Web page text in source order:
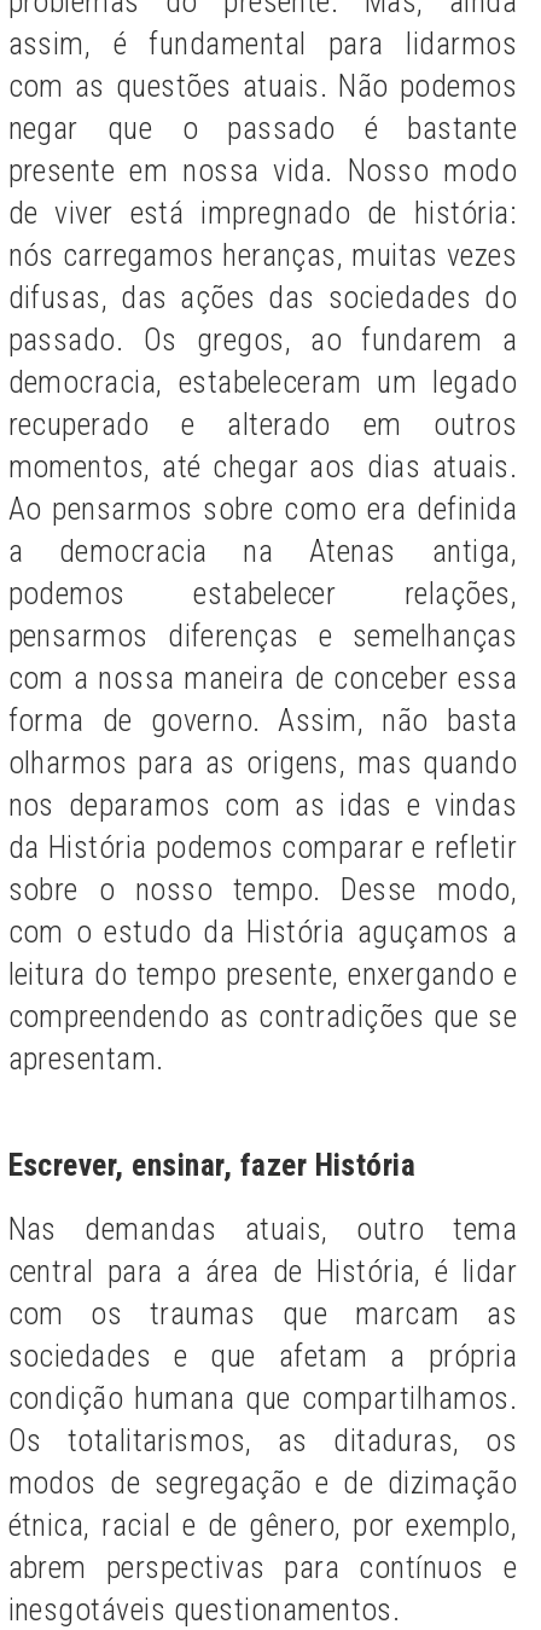
assim, é fundamental para lidarmos
com as questões atuais. Não podemos
negar que o passado é bastante
presente em nossa vida. Nosso modo
de viver está impregnado de história:
nós carregamos heranças, muitas vezes
difusas, das ações das sociedades do
passado. Os gregos, ao fundarem a
democracia, estabeleceram um legado
recuperado e alterado em outros
momentos, até chegar aos dias atuais.
Ao pensarmos sobre como era definida
a democracia na Atenas antiga,
podemos estabelecer relações,
pensarmos diferenças e semelhanças
com a nossa maneira de conceber essa
forma de governo. Assim, não basta
olharmos para as origens, mas quando
nos deparamos com as idas e vindas
da História podemos comparar e refletir
sobre o nosso tempo. Desse modo,
com o estudo da História aguçamos a
leitura do tempo presente, enxergando e
compreendendo as contradições que se
apresentam.
Escrever, ensinar, fazer História
Nas demandas atuais, outro tema
central para a área de História, é lidar
com os traumas que marcam as
sociedades e que afetam a própria
condição humana que compartilhamos.
Os totalitarismos, as ditaduras, os
modos de segregação e de dizimação
étnica, racial e de gênero, por exemplo,
abrem perspectivas para contínuos e
inesgotáveis questionamentos.